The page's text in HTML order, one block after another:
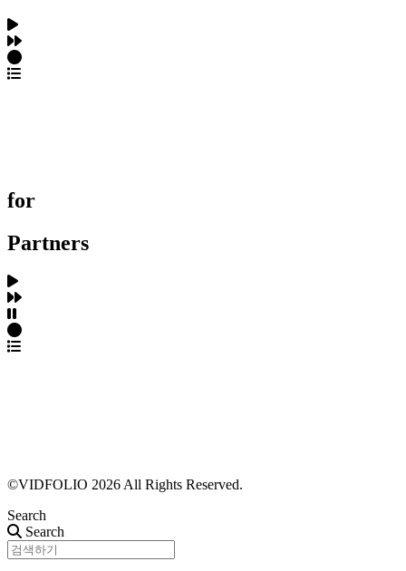
for
Partners
©VIDFOLIO 2026 All Rights Reserved.
Search
Search